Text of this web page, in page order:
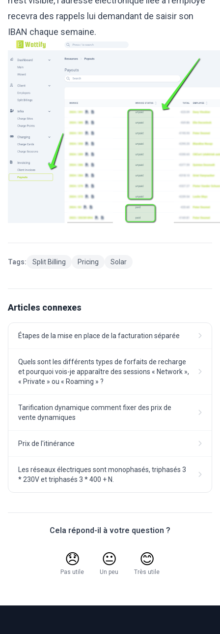
recevra des rappels lui demandant de saisir son
IBAN chaque semaine.
Tags: Split Billing Pricing Solar
Articles connexes
Étapes de la mise en place de la facturation séparée
Quels sont les différents types de forfaits de recharge
et pourquoi vois-je apparaître des sessions « Network »,
« Private » ou « Roaming » ?
Tarification dynamique comment fixer des prix de
vente dynamiques
Prix de l'itinérance
Les réseaux électriques sont monophasés, triphasés 3
* 230V et triphasés 3 * 400 + N.
Cela répond-il à votre question ?
😞
Pas utile
😐
Un peu
😊
Très utile